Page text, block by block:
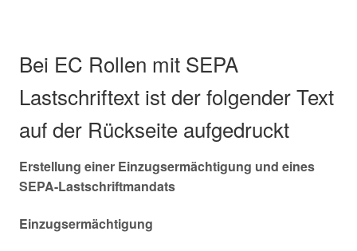
Bei EC Rollen mit SEPA
Lastschriftext ist der folgender Text
auf der Rückseite aufgedruckt
Erstellung einer Einzugsermächtigung und eines
SEPA-Lastschriftmandats
Einzugsermächtigung